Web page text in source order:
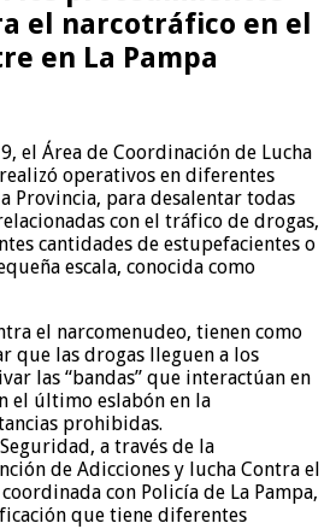
el narcotráfico en el
en La Pampa
el Área de Coordinación de Lucha
operativos en diferentes
Provincia, para desalentar todas
con el tráfico de drogas,
cantidades de estupefacientes o
escala, conocida como
el narcomenudeo, tienen como
que las drogas lleguen a los
las “bandas” que interactúan en
el último eslabón en la
prohibidas.
a través de la
de Adicciones y lucha Contra el
con Policía de La Pampa,
que tiene diferentes